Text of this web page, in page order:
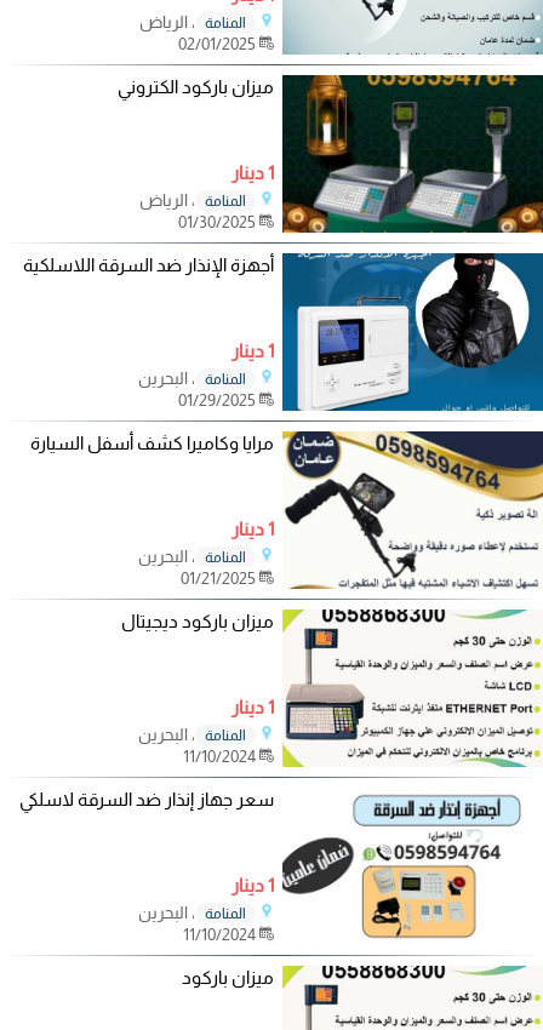
المنامة
، الرياض
ميزان باركود الكتروني
1 دينار
المنامة
، الرياض
أجهزة الإنذار ضد السرقة اللاسلكية
1 دينار
المنامة
، البحرين
مرايا وكاميرا كشف أسفل السيارة
1 دينار
المنامة
، البحرين
ميزان باركود ديجيتال
1 دينار
المنامة
، البحرين
11/10/2024
سعر جهاز إنذار ضد السرقة لاسلكي
1 دينار
المنامة
، البحرين
11/10/2024
ميزان باركود